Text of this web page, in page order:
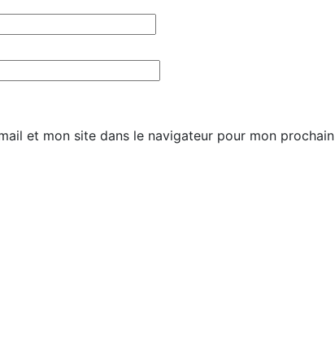
et mon site dans le navigateur pour mon prochain